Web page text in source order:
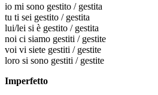
io mi sono gestito / gestita
tu ti sei gestito / gestita
lui/lei si è gestito / gestita
noi ci siamo gestiti / gestite
voi vi siete gestiti / gestite
loro si sono gestiti / gestite
Imperfetto